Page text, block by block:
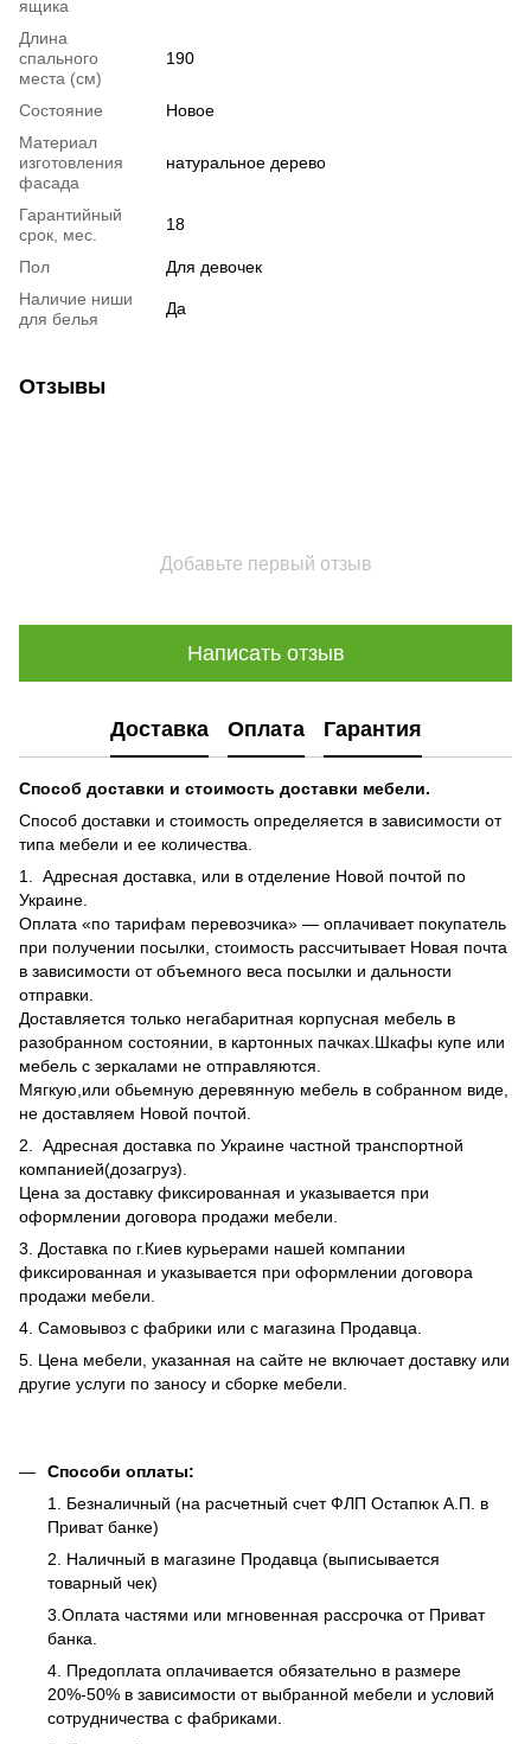
ящика
Длина
спального
места (см)
190
Состояние
Новое
Материал
изготовления
фасада
натуральное дерево
Гарантийный
срок, мес.
18
Пол
Для девочек
Наличие ниши
для белья
Да
Отзывы
Добавьте первый отзыв
Написать отзыв
Доставка Оплата Гарантия
Способ доставки и стоимость доставки мебели.
Способ доставки и стоимость определяется в зависимости от
типа мебели и ее количества.
1. Адресная доставка, или в отделение Новой почтой по
Украине.
Оплата «по тарифам перевозчика» — оплачивает покупатель
при получении посылки, стоимость рассчитывает Новая почта
в зависимости от объемного веса посылки и дальности
отправки.
Доставляется только негабаритная корпусная мебель в
разобранном состоянии, в картонных пачках.Шкафы купе или
мебель с зеркалами не отправляются.
Мягкую,или обьемную деревянную мебель в собранном виде,
не доставляем Новой почтой.
2. Адресная доставка по Украине частной транспортной
компанией(дозагруз).
Цена за доставку фиксированная и указывается при
оформлении договора продажи мебели.
3. Доставка по г.Киев курьерами нашей компании
фиксированная и указывается при оформлении договора
продажи мебели.
4. Самовывоз с фабрики или с магазина Продавца.
5. Цена мебели, указанная на сайте не включает доставку или
другие услуги по заносу и сборке мебели.
Способи оплаты:
1. Безналичный (на расчетный счет ФЛП Остапюк А.П. в
Приват банке)
2. Наличный в магазине Продавца (выписывается
товарный чек)
3.Оплата частями или мгновенная рассрочка от Приват
банка.
4. Предоплата оплачивается обязательно в размере
20%-50% в зависимости от выбранной мебели и условий
сотрудничества с фабриками.